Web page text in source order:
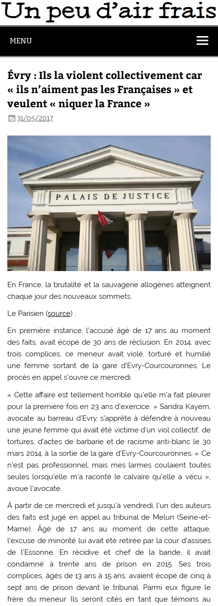
MENU
Évry : Ils la violent collectivement car
« ils n’aiment pas les Françaises » et
veulent « niquer la France »
31/05/2017
En France, la brutalité et la sauvagerie allogènes atteignent
chaque jour des nouveaux sommets.
Le Parisien (source) :
En première instance, l’accusé âgé de 17 ans au moment
des faits, avait écopé de 30 ans de réclusion. En 2014, avec
trois complices, ce meneur avait violé, torturé et humilié
une femme sortant de la gare d’Evry-Courcouronnes. Le
procès en appel s’ouvre ce mercredi.
« Cette affaire est tellement horrible qu’elle m’a fait pleurer
pour la première fois en 23 ans d’exercice. » Sandra Kayem,
avocate au barreau d’Evry, s’apprête à défendre à nouveau
une jeune femme qui avait été victime d’un viol collectif, de
tortures, d’actes de barbarie et de racisme anti-blanc le 30
mars 2014, à la sortie de la gare d’Evry-Courcouronnes. « Ce
n’est pas professionnel, mais mes larmes coulaient toutes
seules lorsqu’elle m’a raconté le calvaire qu’elle a vécu »,
avoue l’avocate.
À partir de ce mercredi et jusqu’à vendredi, l’un des auteurs
des faits est jugé en appel au tribunal de Melun (Seine-et-
Marne). Âgé de 17 ans au moment de cette attaque,
l’excuse de minorité lui avait été retirée par la cour d’assises
de l’Essonne. En récidive et chef de la bande, il avait
condamné à trente ans de prison en 2015. Ses trois
complices, âgés de 13 ans à 15 ans, avaient écopé de cinq à
sept ans de prison devant le tribunal. Parmi eux figure le
frère du meneur. Ils seront cités en tant que témoins au